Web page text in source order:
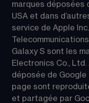
marques déposées
USA et dans
service de Apple
Galaxy S sont les
Electronics Co.,
déposée de
page sont
et partagée par